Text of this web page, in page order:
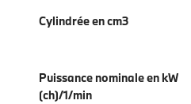
Cylindrée en cm3
Puissance nominale en kW
(ch)/1/min